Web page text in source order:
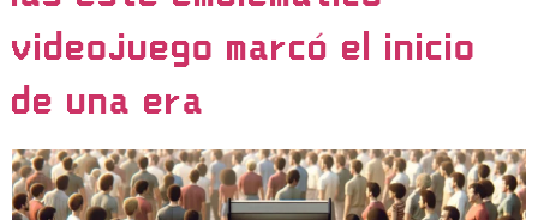
videojuego marcó el inicio
de una era